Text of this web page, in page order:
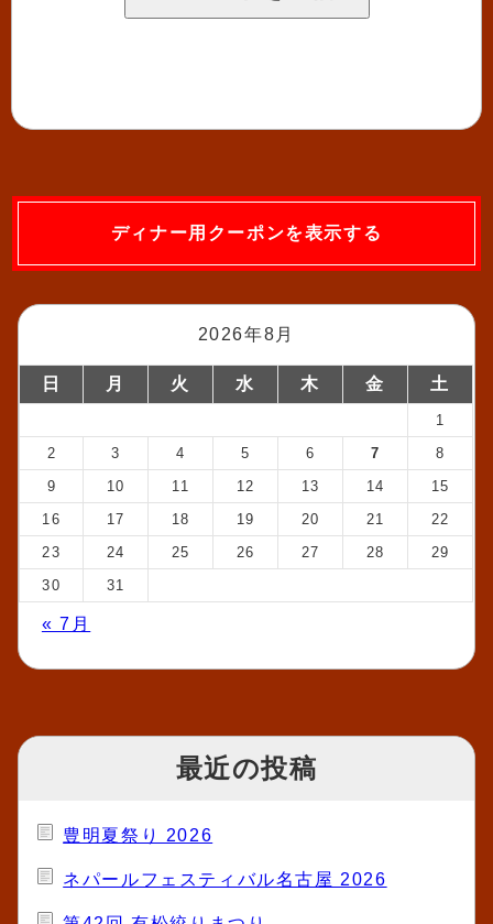
ディナー用クーポンを表示する
2026年8月
日 月 火 水 木 金 土
1
2
3 4 5 6 7
8
9
10 11 12 13 14
15
16
17 18 19 20 21
22
23
24 25 26 27 28
29
30
31
« 7月
最近の投稿
豊明夏祭り 2026
ネパールフェスティバル名古屋 2026